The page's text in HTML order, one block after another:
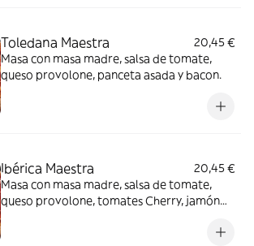
Toledana Maestra
20,45 €
Masa con masa madre, salsa de tomate,
queso provolone, panceta asada y bacon.
Ibérica Maestra
20,45 €
Masa con masa madre, salsa de tomate,
queso provolone, tomates Cherry, jamón